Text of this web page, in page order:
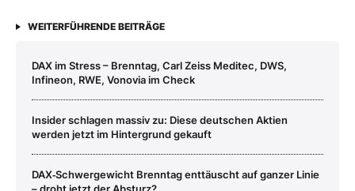
WEITERFÜHRENDE BEITRÄGE
DAX im Stress – Brenntag, Carl Zeiss Meditec, DWS,
Infineon, RWE, Vonovia im Check
Insider schlagen massiv zu: Diese deutschen Aktien
werden jetzt im Hintergrund gekauft
DAX‑Schwergewicht Brenntag enttäuscht auf ganzer Linie
– droht jetzt der Absturz?